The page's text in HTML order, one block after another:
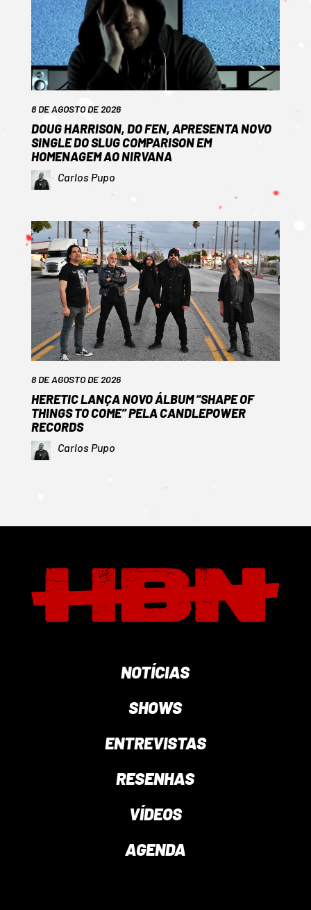
8 DE AGOSTO DE 2026
DOUG HARRISON, DO FEN, APRESENTA NOVO
SINGLE DO SLUG COMPARISON EM
HOMENAGEM AO NIRVANA
Carlos Pupo
8 DE AGOSTO DE 2026
HERETIC LANÇA NOVO ÁLBUM “SHAPE OF
THINGS TO COME” PELA CANDLEPOWER
RECORDS
Carlos Pupo
NOTÍCIAS
SHOWS
ENTREVISTAS
RESENHAS
VÍDEOS
AGENDA